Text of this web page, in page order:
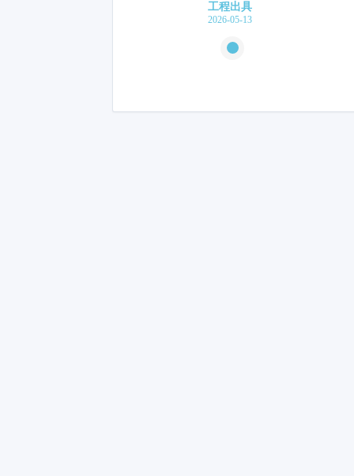
工程出具
2026-05-13